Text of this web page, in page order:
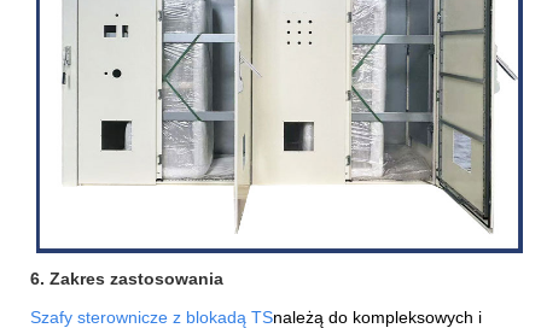
6. Zakres zastosowania
Szafy sterownicze z blokadą TSnależą do kompleksowych i